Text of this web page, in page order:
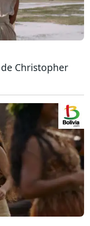
Christopher